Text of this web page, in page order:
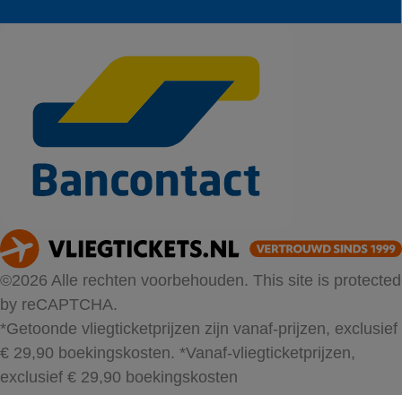
©2026 Alle rechten voorbehouden. This site is protected
by reCAPTCHA.
*Getoonde vliegticketprijzen zijn vanaf-prijzen, exclusief
€ 29,90 boekingskosten. *Vanaf-vliegticketprijzen,
exclusief € 29,90 boekingskosten